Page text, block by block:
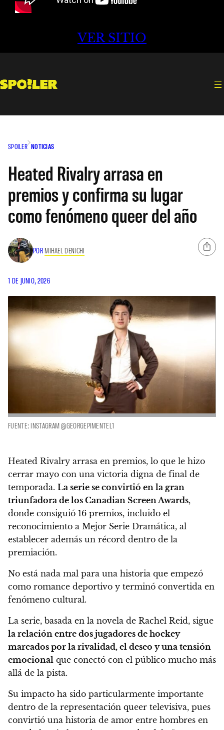
VER SITIO
SPOILER NOTICIAS
Heated Rivalry arrasa en
premios y confirma su lugar
como fenómeno queer del año
POR MIHAEL DENICHI
1 DE JUNIO, 2026
FUENTE: INSTAGRAM @GEORGEPIMENTEL1
Heated Rivalry arrasa en premios, lo que le hizo
cerrar mayo con una victoria digna de final de
temporada. La serie se convirtió en la gran
triunfadora de los Canadian Screen Awards,
donde consiguió 16 premios, incluido el
reconocimiento a Mejor Serie Dramática, al
establecer además un récord dentro de la
premiación.
No está nada mal para una historia que empezó
como romance deportivo y terminó convertida en
fenómeno cultural.
La serie, basada en la novela de Rachel Reid, sigue
la relación entre dos jugadores de hockey
marcados por la rivalidad, el deseo y una tensión
emocional que conectó con el público mucho más
allá de la pista.
Su impacto ha sido particularmente importante
dentro de la representación queer televisiva, pues
convirtió una historia de amor entre hombres en